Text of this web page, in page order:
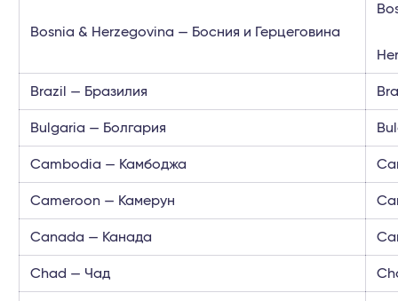
Bosnia & Herzegovina — Босния и Герцеговина
Brazil — Бразилия
Bulgaria — Болгария
Cambodia — Камбоджа
Cameroon — Камерун
Canada — Канада
Chad — Чад